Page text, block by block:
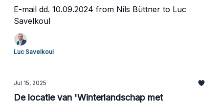
E-mail dd. 10.09.2024 from Nils Büttner to Luc
Savelkoul
Luc Savelkoul
Jul 15, 2025
De locatie van 'Winterlandschap met